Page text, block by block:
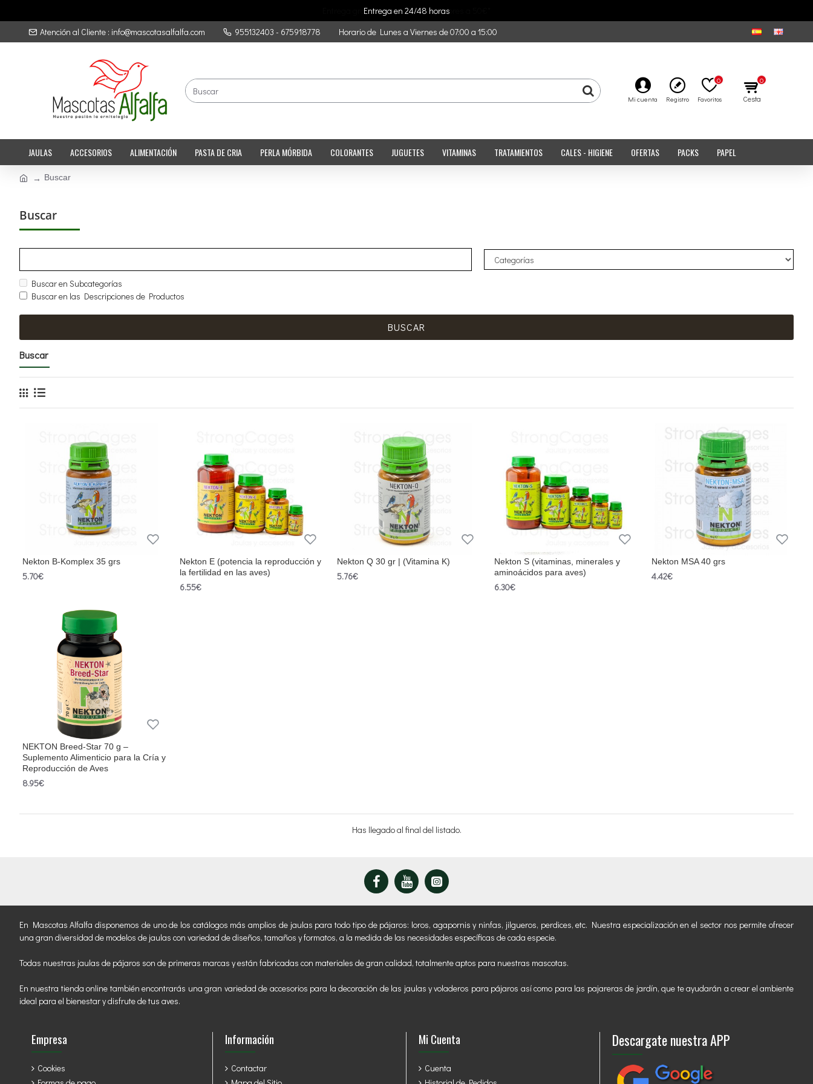
Entrega en 24/48 horas
Atención al Cliente : info@mascotasalfalfa.com
955132403 - 675918778 Horario de Lunes a Viernes de 07:00 a 15:00
Mi cuenta Registro Favoritos
0
Cesta
0
JAULAS ACCESORIOS ALIMENTACIÓN PASTA DE CRIA PERLA MÓRBIDA COLORANTES JUGUETES VITAMINAS TRATAMIENTOS CALES - HIGIENE OFERTAS PACKS PAPEL
Buscar
Buscar
Buscar en Subcategorías
Buscar en las Descripciones de Productos
BUSCAR
Buscar
Nekton B-Komplex 35 grs
5.70€
Nekton E (potencia la reproducción y
la fertilidad en las aves)
6.55€
Nekton Q 30 gr | (Vitamina K)
5.76€
Nekton S (vitaminas, minerales y
aminoácidos para aves)
6.30€
Nekton MSA 40 grs
4.42€
NEKTON Breed-Star 70 g –
Suplemento Alimenticio para la Cría y
Reproducción de Aves
8.95€
Has llegado al final del listado.
En Mascotas Alfalfa disponemos de uno de los catálogos más amplios de jaulas para todo tipo de pájaros: loros, agapornis y ninfas, jilgueros, perdices, etc. Nuestra especialización en el sector nos permite ofrecer
una gran diversidad de modelos de jaulas con variedad de diseños, tamaños y formatos, a la medida de las necesidades específicas de cada especie.
Todas nuestras jaulas de pájaros son de primeras marcas y están fabricadas con materiales de gran calidad, totalmente aptos para nuestras mascotas.
En nuestra tienda online también encontrarás una gran variedad de accesorios para la decoración de las jaulas y voladeros para pájaros así como para las pajareras de jardín, que te ayudarán a crear el ambiente
ideal para el bienestar y disfrute de tus aves.
Empresa
Cookies
Información
Contactar
Mi Cuenta
Cuenta
Descargate nuestra APP